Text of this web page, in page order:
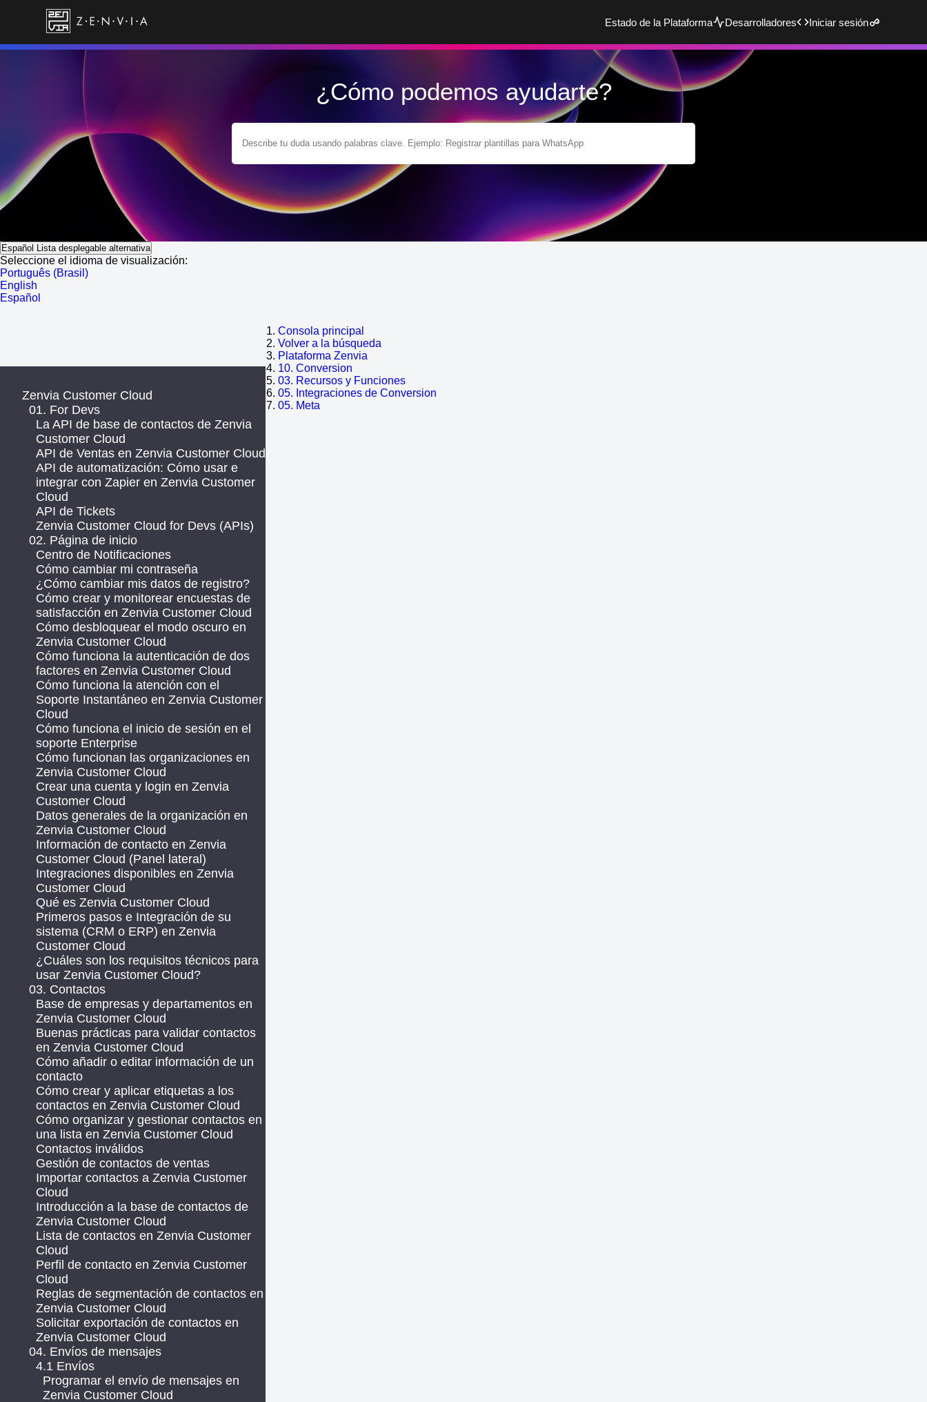
Estado de la Plataforma Desarrolladores Iniciar sesión
¿Cómo podemos ayudarte?
Español Lista desplegable alternativa
Seleccione el idioma de visualización:
Português (Brasil)
English
Español
Consola principal
Volver a la búsqueda
Plataforma Zenvia
10. Conversion
03. Recursos y Funciones
05. Integraciones de Conversion
05. Meta
Zenvia Customer Cloud
01. For Devs
La API de base de contactos de Zenvia
Customer Cloud
API de Ventas en Zenvia Customer Cloud
API de automatización: Cómo usar e
integrar con Zapier en Zenvia Customer
Cloud
API de Tickets
Zenvia Customer Cloud for Devs (APIs)
02. Página de inicio
Centro de Notificaciones
Cómo cambiar mi contraseña
¿Cómo cambiar mis datos de registro?
Cómo crear y monitorear encuestas de
satisfacción en Zenvia Customer Cloud
Cómo desbloquear el modo oscuro en
Zenvia Customer Cloud
Cómo funciona la autenticación de dos
factores en Zenvia Customer Cloud
Cómo funciona la atención con el
Soporte Instantáneo en Zenvia Customer
Cloud
Cómo funciona el inicio de sesión en el
soporte Enterprise
Cómo funcionan las organizaciones en
Zenvia Customer Cloud
Crear una cuenta y login en Zenvia
Customer Cloud
Datos generales de la organización en
Zenvia Customer Cloud
Información de contacto en Zenvia
Customer Cloud (Panel lateral)
Integraciones disponibles en Zenvia
Customer Cloud
Qué es Zenvia Customer Cloud
Primeros pasos e Integración de su
sistema (CRM o ERP) en Zenvia
Customer Cloud
¿Cuáles son los requisitos técnicos para
usar Zenvia Customer Cloud?
03. Contactos
Base de empresas y departamentos en
Zenvia Customer Cloud
Buenas prácticas para validar contactos
en Zenvia Customer Cloud
Cómo añadir o editar información de un
contacto
Cómo crear y aplicar etiquetas a los
contactos en Zenvia Customer Cloud
Cómo organizar y gestionar contactos en
una lista en Zenvia Customer Cloud
Contactos inválidos
Gestión de contactos de ventas
Importar contactos a Zenvia Customer
Cloud
Introducción a la base de contactos de
Zenvia Customer Cloud
Lista de contactos en Zenvia Customer
Cloud
Perfil de contacto en Zenvia Customer
Cloud
Reglas de segmentación de contactos en
Zenvia Customer Cloud
Solicitar exportación de contactos en
Zenvia Customer Cloud
04. Envíos de mensajes
4.1 Envíos
Programar el envío de mensajes en
Zenvia Customer Cloud